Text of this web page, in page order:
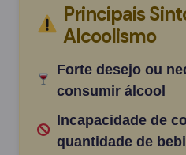
Principais
Alcoolismo
Forte desejo ou
consumir álcool
Incapacidade de
quantidade de